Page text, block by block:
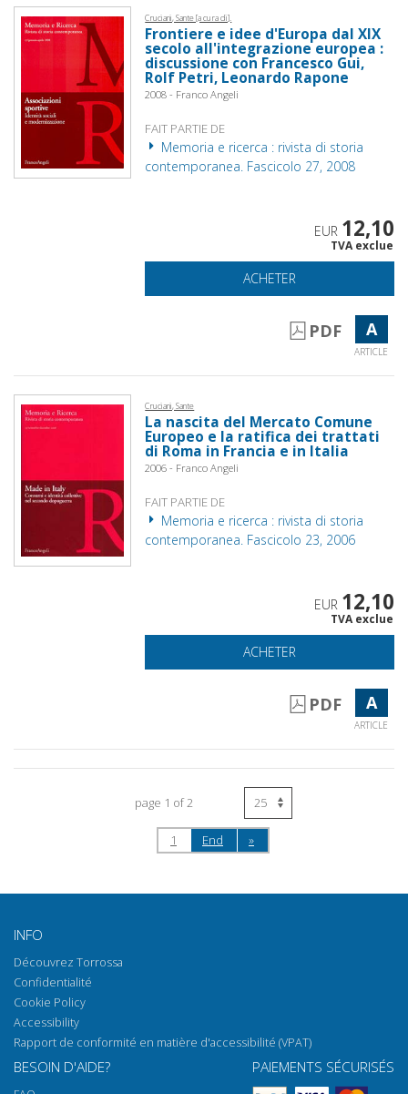
Cruciani, Sante [a cura di].
Frontiere e idee d'Europa dal XIX
secolo all'integrazione europea :
discussione con Francesco Gui,
Rolf Petri, Leonardo Rapone
2008 - Franco Angeli
FAIT PARTIE DE
Memoria e ricerca : rivista di storia
contemporanea. Fascicolo 27, 2008
EUR 12,10
TVA exclue
ACHETER
PDF A
ARTICLE
Cruciani, Sante
La nascita del Mercato Comune
Europeo e la ratifica dei trattati
di Roma in Francia e in Italia
2006 - Franco Angeli
FAIT PARTIE DE
Memoria e ricerca : rivista di storia
contemporanea. Fascicolo 23, 2006
EUR 12,10
TVA exclue
ACHETER
PDF A
ARTICLE
page 1 of 2
1 End »
INFO
Découvrez Torrossa
Confidentialité
Cookie Policy
Accessibility
Rapport de conformité en matière d'accessibilité (VPAT)
BESOIN D'AIDE? PAIEMENTS SÉCURISÉS